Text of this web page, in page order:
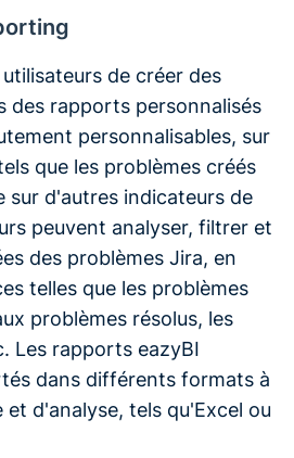
de créer des
des rapports personnalisés
personnalisables, sur
que les problèmes créés
sur d'autres indicateurs de
peuvent analyser, filtrer et
des problèmes Jira, en
telles que les problèmes
problèmes résolus, les
Les rapports eazyBI
dans différents formats à
d'analyse, tels qu'Excel ou